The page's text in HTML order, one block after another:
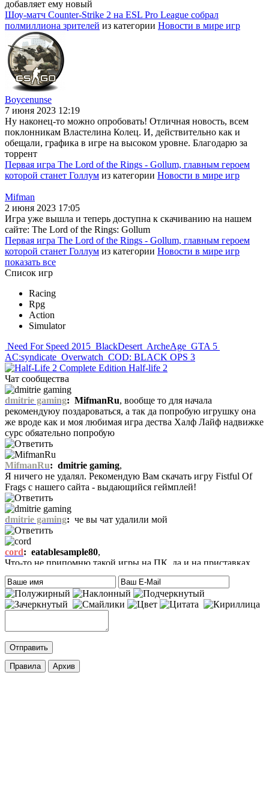
добавляет ему новый
Шоу-матч Counter-Strike 2 на ESL Pro League собрал
полмиллиона зрителей из категории Новости в мире игр
Boycenunse
7 июня 2023 12:19
Ну наконец-то можно опробовать! Отличная новость, всем
поклонникам Властелина Колец. И, действительно как и
обещали, графика в игре на высоком уровне. Благодарю за
торрент
Первая игра The Lord of the Rings - Gollum, главным героем
которой станет Голлум из категории Новости в мире игр
Mifman
2 июня 2023 17:05
Игра уже вышла и теперь доступна к скачиванию на нашем
сайте: The Lord of the Rings: Gollum
Первая игра The Lord of the Rings - Gollum, главным героем
которой станет Голлум из категории Новости в мире игр
показать все
Список игр
Racing
Rpg
Action
Simulator
Need For Speed 2015 BlackDesert ArcheAge GTA 5
AC:syndicate Overwatch COD: BLACK OPS 3
Half-life 2
Чат сообщества
dmitrie gaming: MifmanRu, вообще то для начала
рекомендуюу поздароваться, а так да попробую игрушку она
же вроде как и моя любимая игра дества Халф Лайф надвижке
сурс обяательно попробую
MifmanRu: dmitrie gaming,
Я ничего не удалял. Рекомендую Вам скачать игру Fistful Of
Frags с нашего сайта - выдающийся геймплей!
dmitrie gaming: че вы чат удалили мой
cord: eatablesample80,
Что-то не припомню такой игры на ПК, да и на приставках
тоже. Есть только одна мысль – это онлайн игра-одевалка
Hilary Duff and Her Baby.
На сайте нет онлайн игр. А вообще, Хилари Дафф – это
актриса
Mifman:DmitrieGaming